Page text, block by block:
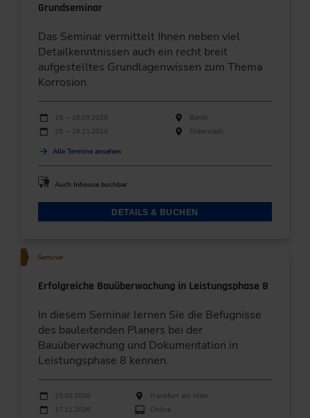
Grundseminar
Das Seminar vermittelt Ihnen neben viel
Detailkenntnissen auch ein recht breit
aufgestelltes Grundlagenwissen zum Thema
Korrosion.
Durchführungen
Veranstaltungsdatum
15. – 16.09.2026
Berlin
25. – 26.11.2026
Filderstadt
Alle Termine ansehen
Auch Inhouse buchbar
DETAILS & BUCHEN
Seminar
Erfolgreiche Bauüberwachung in Leistungsphase 8
In diesem Seminar lernen Sie die Befugnisse
des bauleitenden Planers bei der
Bauüberwachung und Dokumentation in
Leistungsphase 8 kennen.
Durchführungen
Veranstaltungsdatum Veranstaltungsort
15.09.2026
Frankfurt am Main
17.11.2026
Online